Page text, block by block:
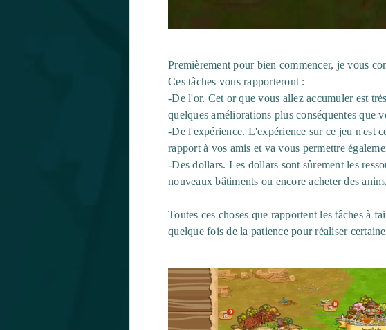
Premièrement pour bien commencer, je vous
Ces tâches vous rapporteront :
-De l'or. Cet or que vous allez accumuler est
quelques améliorations plus conséquentes que
-De l'expérience. L'expérience sur ce jeu n'est
rapport à vos amis et va vous permettre
-Des dollars. Les dollars sont sûrement les
nouveaux bâtiments ou encore acheter des
Toutes ces choses que rapportent les tâches à
quelque fois de la patience pour réaliser